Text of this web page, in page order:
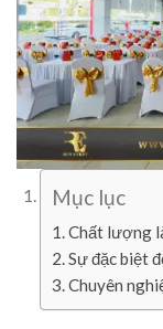
Mục lục
Chất lượng
Sự đặc biệt
Chuyên